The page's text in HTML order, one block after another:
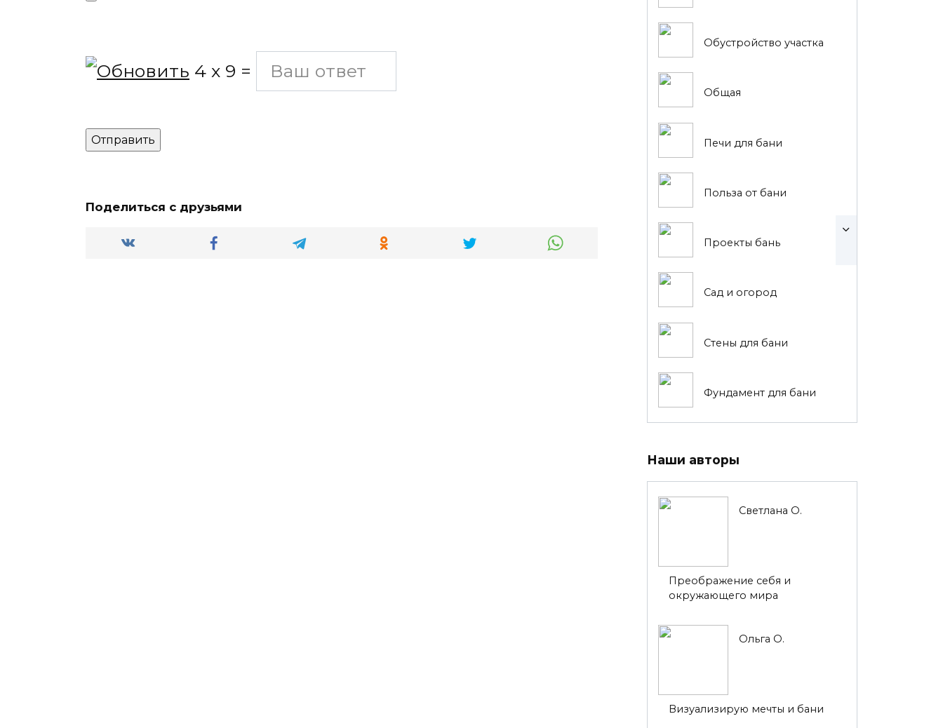
4 x 9 =
Поделиться с друзьями
Обустройство участка
Общая
Печи для бани
Польза от бани
Проекты бань
Сад и огород
Стены для бани
Фундамент для бани
Наши авторы
Светлана О.
Преображение себя и
окружающего мира
Ольга О.
Визуализирую мечты и бани